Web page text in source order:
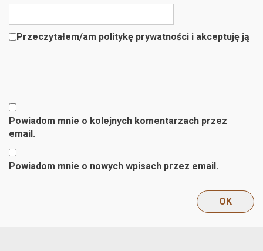
Przeczytałem/am politykę prywatności i akceptuję ją
Powiadom mnie o kolejnych komentarzach przez
email.
Powiadom mnie o nowych wpisach przez email.